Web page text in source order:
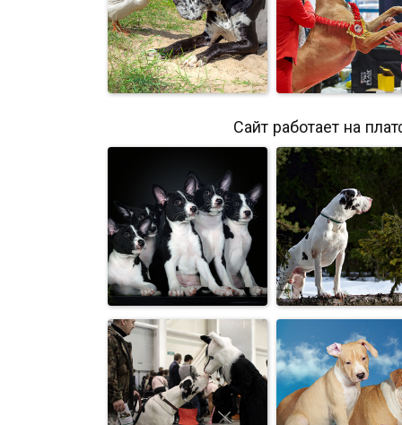
«Когда у собаки
есть УТКА и
миска, ош...
Winner!
Сайт работает на